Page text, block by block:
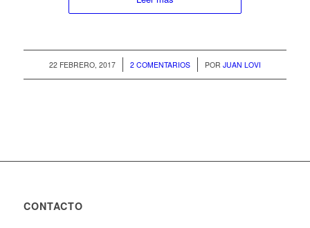
22 FEBRERO, 2017
/ 2 COMENTARIOS
/ POR JUAN LOVI
CONTACTO